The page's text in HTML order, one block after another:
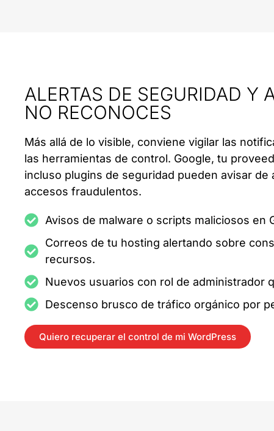
ALERTAS DE SEGURIDAD Y
NO RECONOCES
Más allá de lo visible, conviene vigilar las
las herramientas de control. Google, tu
incluso plugins de seguridad pueden avisar de
accesos fraudulentos.
Avisos de malware o scripts maliciosos en
Correos de tu hosting alertando sobre
recursos.
Nuevos usuarios con rol de administrador
Descenso brusco de tráfico orgánico por
Quiero recuperar el control de mi WordPress